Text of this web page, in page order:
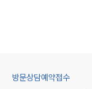
방문상담예약접수